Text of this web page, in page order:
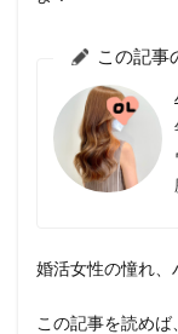
この記事
婚活女性の憧れ、
この記事を読め